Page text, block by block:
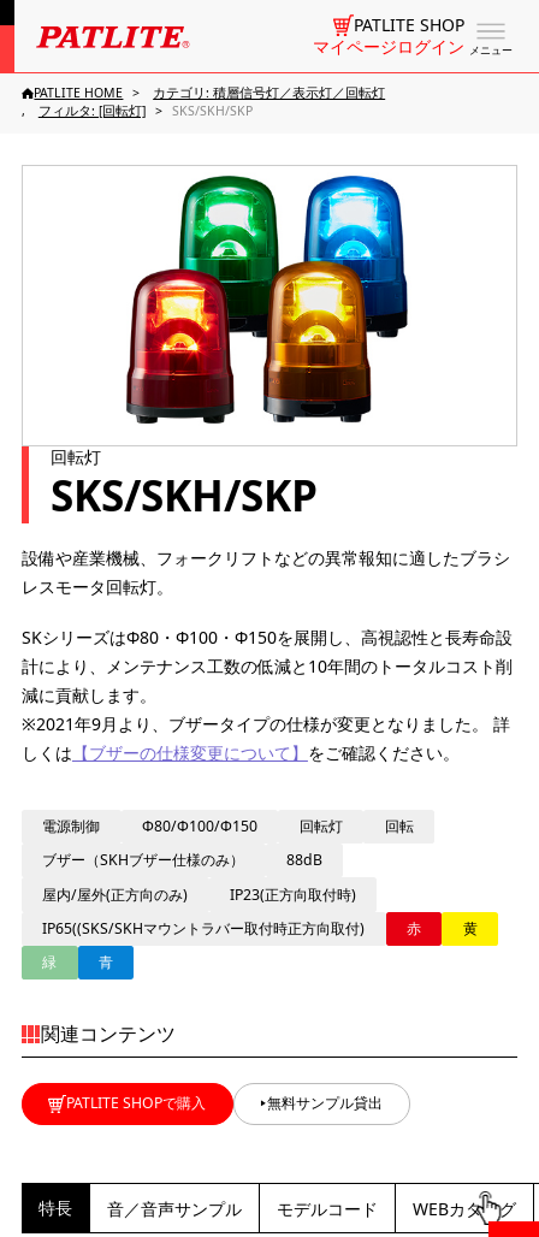
メニュー
PATLITE SHOP
マイページログイン
PATLITE HOME
カテゴリ: 積層信号灯／表示灯／回転灯
フィルタ: [回転灯]
SKS/SKH/SKP
回転灯
SKS/SKH/SKP
設備や産業機械、フォークリフトなどの異常報知に適したブラシ
レスモータ回転灯。
SKシリーズはΦ80・Φ100・Φ150を展開し、高視認性と長寿命設
計により、メンテナンス工数の低減と10年間のトータルコスト削
減に貢献します。
※2021年9月より、ブザータイプの仕様が変更となりました。 詳
しくは 【ブザーの仕様変更について】 をご確認ください。
電源制御 Φ80/Φ100/Φ150 回転灯
回転
ブザー（SKHブザー仕様のみ）
88dB
屋内/屋外(正方向のみ)
IP23(正方向取付時)
IP65((SKS/SKHマウントラバー取付時正方向取付)
赤
黄
緑
青
関連コンテンツ
PATLITE SHOPで購入 無料サンプル貸出
特長 音／音声サンプル モデルコード WEBカタログ